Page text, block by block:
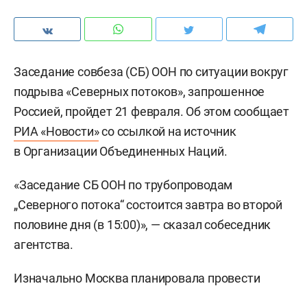
Заседание совбеза (СБ) ООН по ситуации вокруг
подрыва «Северных потоков», запрошенное
Россией, пройдет 21 февраля. Об этом сообщает
РИА «Новости»со ссылкой на источник
в Организации Объединенных Наций.
«Заседание СБ ООН по трубопроводам
„Северного потока“ состоится завтра во второй
половине дня (в 15:00)», — сказал собеседник
агентства.
Изначально Москва планировала провести